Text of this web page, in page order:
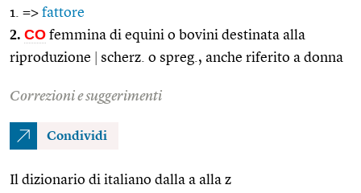
1. => fattore
2. CO femmina di equini o bovini destinata alla
riproduzione
scherz. o spreg., anche riferito a donna
Correzioni e suggerimenti
Condividi
Il dizionario di italiano dalla a alla z